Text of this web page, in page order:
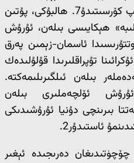
تاجاۋۇزچىلىقىنى قانۇنلۇق قىلىپ كۆرسىتىدۇ7. ھالبۇكى، پۇتىن
ھېكايىسى بىلەن، ئۇرۇش
ئاسمان-زېمىن پەرق
تۇپراقلىرىدا قۇلۇلىدەك
بىلەن ئىلگىرىلىمەكتە.
ئۆلچەملىرى بىلەن
بىرىنچى دۇنيا ئۇرۇشىدىكى
ئاستىدۇر2.
دەرىجىدە ئېغىر